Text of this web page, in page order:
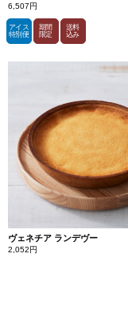
6,507円
アイス
特別便
期間
限定
送料
込み
ヴェネチア ランデヴー
2,052円